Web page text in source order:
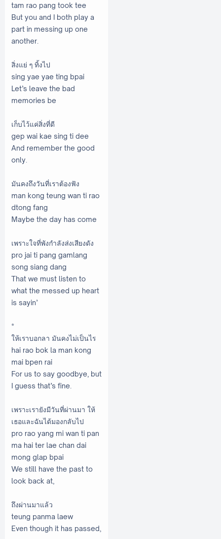
tam rao pang took tee
But you and I both play a
part in messing up one
another.
สิ่งแย่ ๆ ทิ้งไป
sing yae yae ting bpai
Let’s leave the bad
memories be
เก็บไว้แค่สิ่งที่ดี
gep wai kae sing ti dee
And remember the good
only.
มันคงถึงวันที่เราต้องฟัง
man kong teung wan ti rao
dtong fang
Maybe the day has come
เพราะใจที่พังกำลังส่งเสียงดัง
pro jai ti pang gamlang
song siang dang
That we must listen to
what the messed up heart
is sayin’
*
ให้เราบอกลา มันคงไม่เป็นไร
hai rao bok la man kong
mai bpen rai
For us to say goodbye, but
I guess that’s fine.
เพราะเรายังมีวันที่ผ่านมา ให้
เธอและฉันได้มองกลับไป
pro rao yang mi wan ti pan
ma hai ter lae chan dai
mong glap bpai
We still have the past to
look back at,
ถึงผ่านมาแล้ว
teung panma laew
Even though it has passed,